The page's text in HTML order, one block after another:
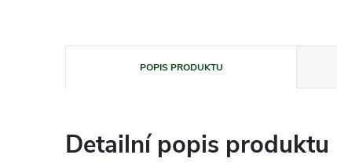
POPIS PRODUKTU
Detailní popis produktu